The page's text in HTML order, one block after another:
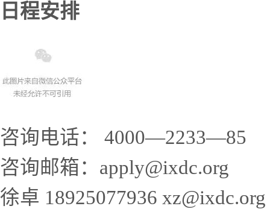
日程安排
咨询电话： 4000—2233—85
咨询邮箱：apply@ixdc.org
徐卓 18925077936 xz@ixdc.org